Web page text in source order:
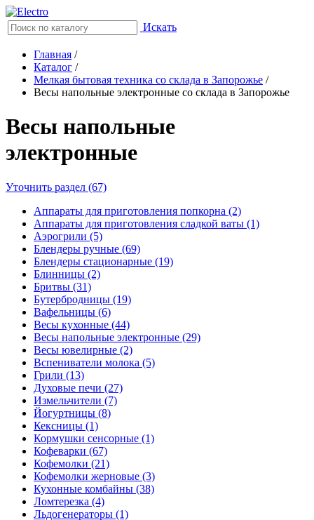
Искать
Главная /
Каталог /
Мелкая бытовая техника со склада в Запорожье /
Весы напольные электронные со склада в Запорожье
Весы напольные
электронные
Уточнить раздел (67)
Аппараты для приготовления попкорна (2)
Аппараты для приготовления сладкой ваты (1)
Аэрогрили (5)
Блендеры ручные (69)
Блендеры стационарные (19)
Блинницы (2)
Бритвы (31)
Бутербродницы (19)
Вафельницы (6)
Весы кухонные (44)
Весы напольные электронные (29)
Весы ювелирные (2)
Вспениватели молока (5)
Грили (13)
Духовые печи (27)
Измельчители (7)
Йогуртницы (8)
Кексницы (1)
Кормушки сенсорные (1)
Кофеварки (67)
Кофемолки (21)
Кофемолки жерновые (3)
Кухонные комбайны (38)
Ломтерезка (4)
Льдогенераторы (1)